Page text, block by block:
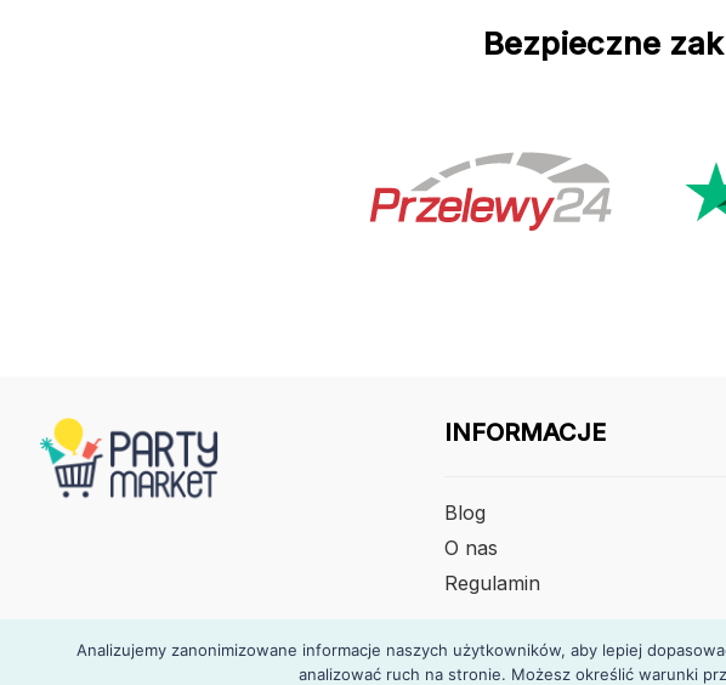
Bezpieczne
INFORMACJE
Blog
O nas
Regulamin
Analizujemy zanonimizowane informacje naszych użytkowników, aby lepiej
analizować ruch na stronie. Możesz określić warunki